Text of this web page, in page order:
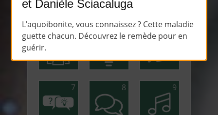
4 5 6
7 8 9
et Danièle Sciacaluga
L’aquoibonite, vous connaissez ? Cette maladie
guette chacun. Découvrez le remède pour en
guérir.